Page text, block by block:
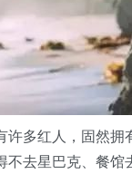
许多红人，固然
不去星巴克、餐